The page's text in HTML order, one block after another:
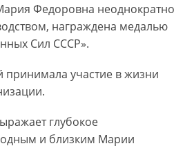
Федоровна неоднократно
награждена медалью
Сил СССР».
принимала участие в жизни
глубокое
и близким Марии